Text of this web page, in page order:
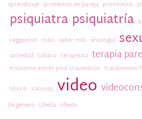
aprendizaje problemas de pareja pronóstico
psiquiatra psiquiatría
reggaeton robo saber más sexologia
sociedad tabaco terapeuta terapia
trastorno estrés post traumático tratamiento
tóxico vacunas video
de género Úbeda úbeda